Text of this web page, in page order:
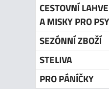
CESTOVNÍ LAHVE
A MISKY PRO PSY
SEZÓNNÍ ZBOŽÍ
STELIVA
PRO PÁNÍČKY